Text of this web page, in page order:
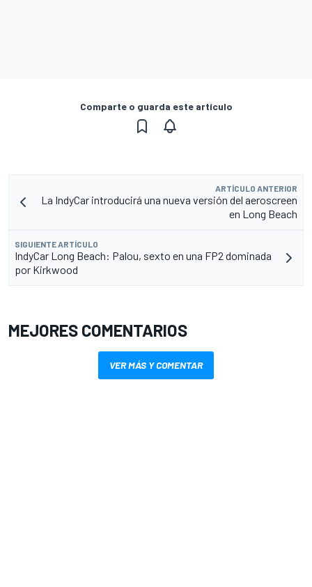
Comparte o guarda este artículo
ARTÍCULO ANTERIOR
La IndyCar introducirá una nueva versión del aeroscreen
en Long Beach
SIGUIENTE ARTÍCULO
IndyCar Long Beach: Palou, sexto en una FP2 dominada
por Kirkwood
MEJORES COMENTARIOS
VER MÁS Y COMENTAR